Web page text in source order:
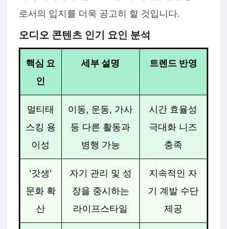
로서의 입지를 더욱 공고히 할 것입니다.
오디오 콘텐츠 인기 요인 분석
핵심 요
인
세부 설명 트렌드 반영
멀티태
스킹 용
이성
이동, 운동, 가사
등 다른 활동과
병행 가능
시간 효율성
극대화 니즈
충족
'갓생'
문화 확
산
자기 관리 및 성
장을 중시하는
라이프스타일
지속적인 자
기 계발 수단
제공